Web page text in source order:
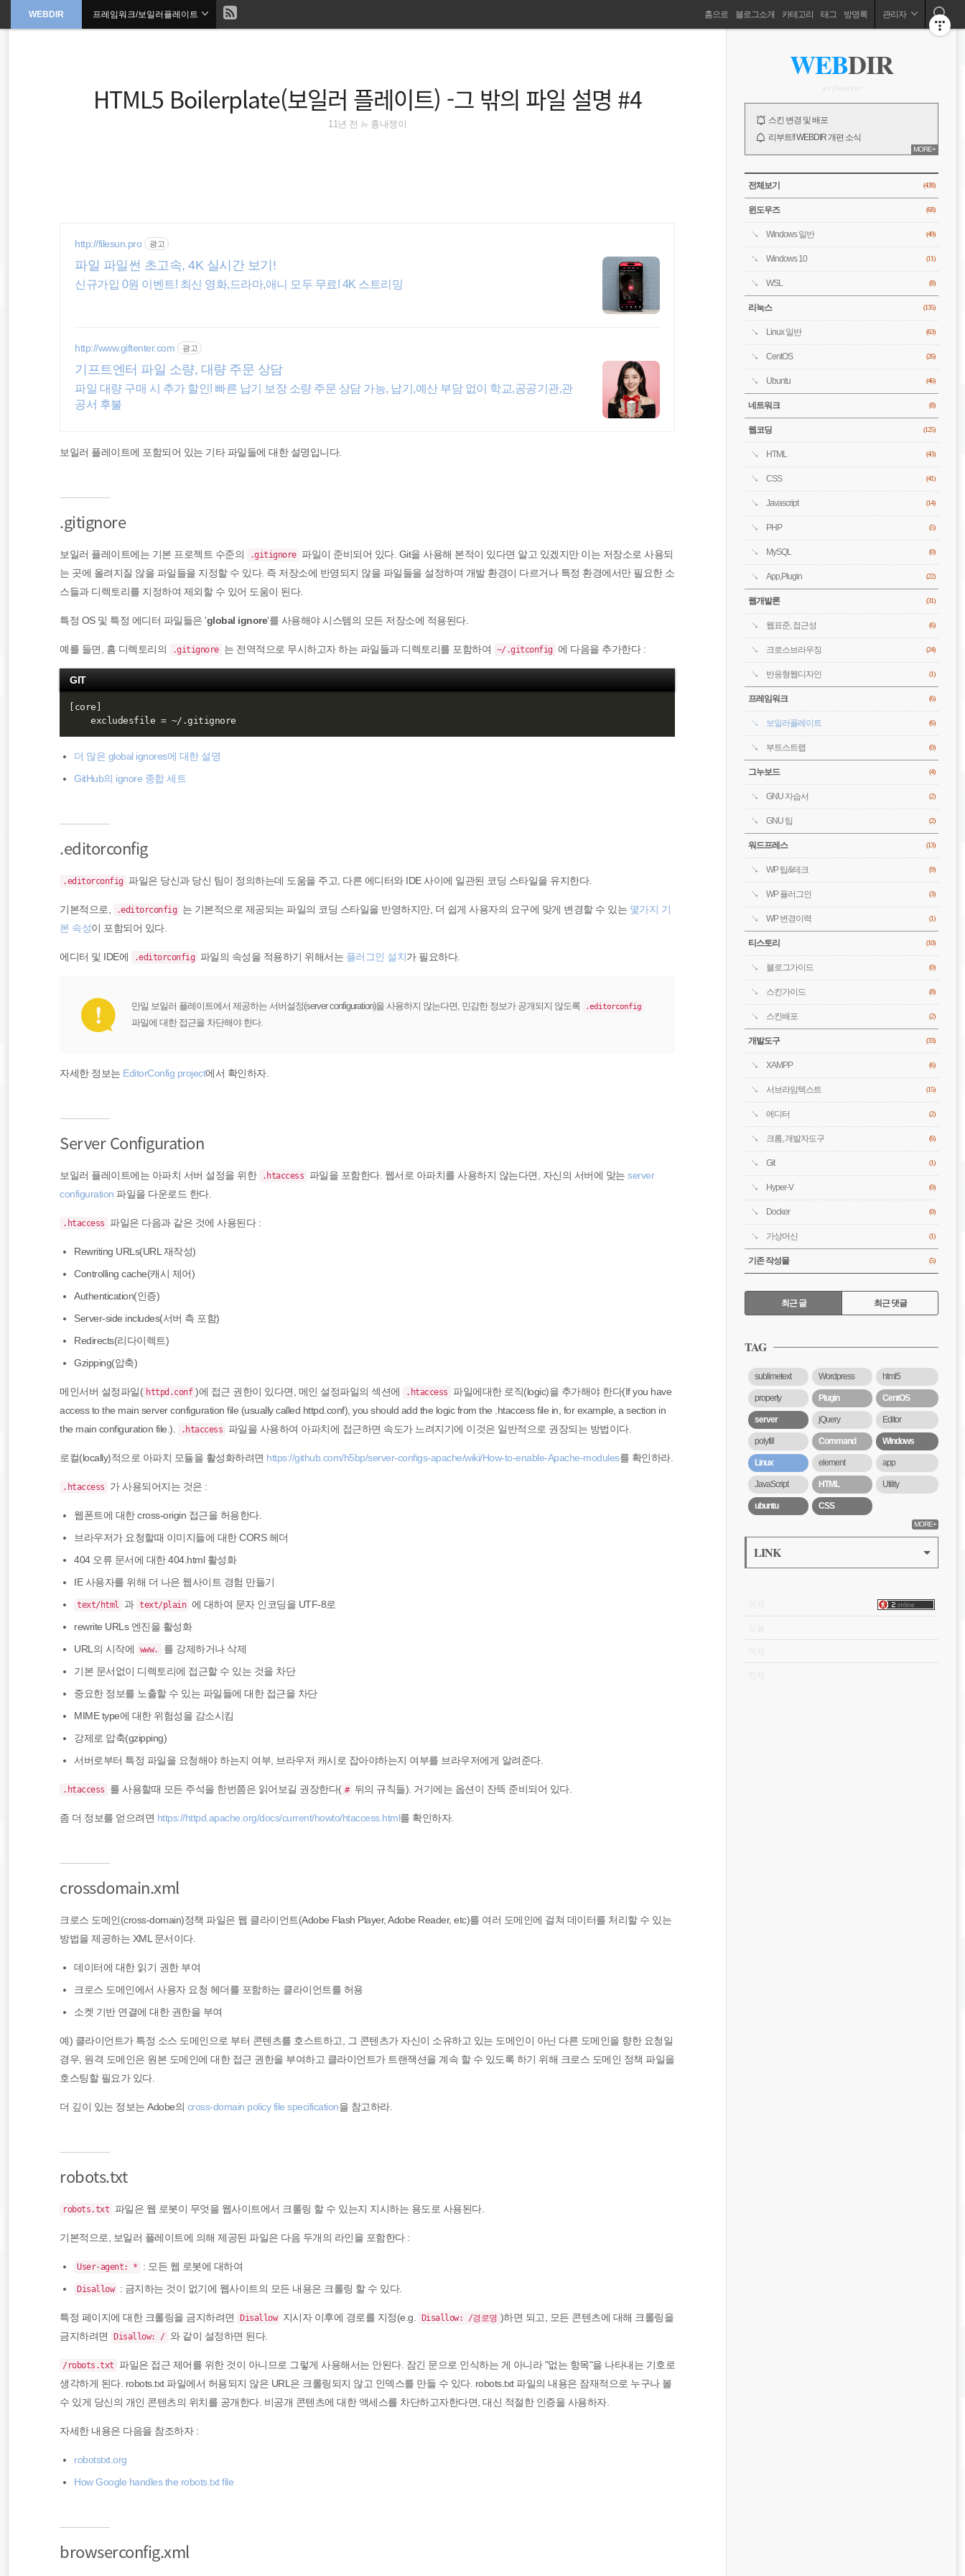
문
WEBDIR 현
프레임워크/보일러플레이트 홈으로 블로그소개 카테고리 태그 방명록 관리자
HTML5 Boilerplate(보일러 플레이트) -그 밖의 파일 설명 #4
11년 전 by흉내쟁이
http://filesun.pro 광고
파일 파일썬 초고속, 4K 실시간 보기!
신규가입 0원 이벤트! 최신 영화,드라마,애니 모두 무료! 4K 스트리밍
http://www.giftenter.com 광고
기프트엔터 파일 소량, 대량 주문 상담
파일 대량 구매 시 추가 할인! 빠른 납기 보장 소량 주문 상담 가능, 납기,예산 부담 없이 학교,공공기관,관
공서 후불
보일러 플레이트에 포함되어 있는 기타 파일들에 대한 설명입니다.
.gitignore
보일러 플레이트에는 기본 프로젝트 수준의 .gitignore 파일이 준비되어 있다. Git을 사용해 본적이 있다면 알고 있겠지만 이는 저장소로 사용되
는 곳에 올려지질 않을 파일들을 지정할 수 있다. 즉 저장소에 반영되지 않을 파일들을 설정하며 개발 환경이 다르거나 특정 환경에서만 필요한 소
스들과 디렉토리를 지정하여 제외할 수 있어 도움이 된다.
특정 OS 및 특정 에디터 파일들은 'global ignore'를 사용해야 시스템의 모든 저장소에 적용된다.
예를 들면, 홈 디렉토리의 .gitignore 는 전역적으로 무시하고자 하는 파일들과 디렉토리를 포함하여 ~/.gitconfig 에 다음을 추가한다 :
GIT
[core]
더 많은 global ignores에 대한 설명
GitHub의 ignore 종합 세트
.editorconfig
.editorconfig 파일은 당신과 당신 팀이 정의하는데 도움을 주고, 다른 에디터와 IDE 사이에 일관된 코딩 스타일을 유지한다.
기본적으로, .editorconfig 는 기본적으로 제공되는 파일의 코딩 스타일을 반영하지만, 더 쉽게 사용자의 요구에 맞게 변경할 수 있는 몇가지 기
본 속성이 포함되어 있다.
에디터 및 IDE에 .editorconfig 파일의 속성을 적용하기 위해서는 플러그인 설치가 필요하다.
만일 보일러 플레이트에서 제공하는 서버설정(server configuration)을 사용하지 않는다면, 민감한 정보가 공개되지 않도록 .editorconfig
파일에 대한 접근을 차단해야 한다.
자세한 정보는 EditorConfig project에서 확인하자.
Server Configuration
보일러 플레이트에는 아파치 서버 설정을 위한 .htaccess 파일을 포함한다. 웹서로 아파치를 사용하지 않는다면, 자신의 서버에 맞는 server
configuration 파일을 다운로드 한다.
.htaccess 파일은 다음과 같은 것에 사용된다 :
Rewriting URLs(URL 재작성)
Controlling cache(캐시 제어)
Authentication(인증)
Server-side includes(서버 측 포함)
Redirects(리다이렉트)
Gzipping(압축)
메인서버 설정파일( httpd.conf )에 접근 권한이 있다면, 메인 설정파일의 섹션에 .htaccess 파일에대한 로직(logic)을 추가해야 한다(If you have
access to the main server configuration file (usually called httpd.conf), you should add the logic from the .htaccess file in, for example, a section in
the main configuration file.).
.htaccess 파일을 사용하여 아파치에 접근하면 속도가 느려지기에 이것은 일반적으로 권장되는 방법이다.
로컬(locally)적으로 아파치 모듈을 활성화하려면 https://github.com/h5bp/server-configs-apache/wiki/How-to-enable-Apache-modules를 확인하라.
.htaccess 가 사용되어지는 것은 :
웹폰트에 대한 cross-origin 접근을 허용한다.
브라우저가 요청할때 이미지들에 대한 CORS 헤더
404 오류 문서에 대한 404.html 활성화
IE 사용자를 위해 더 나은 웹사이트 경험 만들기
text/html 과 text/plain 에 대하여 문자 인코딩을 UTF-8로
rewrite URLs 엔진을 활성화
URL의 시작에
www.
를 강제하거나 삭제
기본 문서없이 디렉토리에 접근할 수 있는 것을 차단
중요한 정보를 노출할 수 있는 파일들에 대한 접근을 차단
MIME type에 대한 위험성을 감소시킴
강제로 압축(gzipping)
서버로부터 특정 파일을 요청해야 하는지 여부, 브라우저 캐시로 잡아야하는지 여부를 브라우저에게 알려준다.
.htaccess 를 사용할때 모든 주석을 한번쯤은 읽어보길 권장한다( # 뒤의 규칙들). 거기에는 옵션이 잔뜩 준비되어 있다.
좀 더 정보를 얻으려면 https://httpd.apache.org/docs/current/howto/htaccess.html를 확인하자.
crossdomain.xml
크로스 도메인(cross-domain)정책 파일은 웹 클라이언트(Adobe Flash Player, Adobe Reader, etc)를 여러 도메인에 걸쳐 데이터를 처리할 수 있는
방법을 제공하는 XML 문서이다.
데이터에 대한 읽기 권한 부여
크로스 도메인에서 사용자 요청 헤더를 포함하는 클라이언트를 허용
소켓 기반 연결에 대한 권한을 부여
예) 클라이언트가 특정 소스 도메인으로 부터 콘텐츠를 호스트하고, 그 콘텐츠가 자신이 소유하고 있는 도메인이 아닌 다른 도메인을 향한 요청일
경우, 원격 도메인은 원본 도메인에 대한 접근 권한을 부여하고 클라이언트가 트랜잭션을 계속 할 수 있도록 하기 위해 크로스 도메인 정책 파일을
호스팅할 필요가 있다.
더 깊이 있는 정보는 Adobe의 cross-domain policy file specification을 참고하라.
robots.txt
robots.txt 파일은 웹 로봇이 무엇을 웹사이트에서 크롤링 할 수 있는지 지시하는 용도로 사용된다.
기본적으로, 보일러 플레이트에 의해 제공된 파일은 다음 두개의 라인을 포함한다 :
User-agent: * : 모든 웹 로봇에 대하여
Disallow : 금지하는 것이 없기에 웹사이트의 모든 내용은 크롤링 할 수 있다.
특정 페이지에 대한 크롤링을 금지하려면 Disallow 지시자 이후에 경로를 지정(e.g. Disallow: /경로명 )하면 되고, 모든 콘텐츠에 대해 크롤링을
금지하려면
Disallow: / 와 같이 설정하면 된다.
/robots.txt 파일은 접근 제어를 위한 것이 아니므로 그렇게 사용해서는 안된다. 잠긴 문으로 인식하는 게 아니라 "없는 항목"을 나타내는 기호로
생각하게 된다. robots.txt 파일에서 허용되지 않은 URL은 크롤링되지 않고 인덱스를 만들 수 있다. robots.txt 파일의 내용은 잠재적으로 누구나 볼
수 있게 당신의 개인 콘텐츠의 위치를 공개한다. 비공개 콘텐츠에 대한 액세스를 차단하고자한다면, 대신 적절한 인증을 사용하자.
자세한 내용은 다음을 참조하자 :
robotstxt.org
How Google handles the robots.txt file
browserconfig.xml
WEBDIR
for Developer
NOTICE스킨 변경 및 배포
리부트!! WEBDIR 개편 소식
오픈!! WEBDIR 블로그 소개
전체 보기
MORE+
CATEGORY
전체보기 (438)
윈도우즈 (68)
Windows 일반 (49)
Windows 10 (11)
WSL (8)
리눅스 (135)
Linux 일반 (63)
CentOS (26)
Ubuntu (46)
네트워크 (8)
웹코딩 (125)
HTML (43)
CSS (41)
Javascript (14)
PHP (5)
MySQL (0)
App,Plugin (22)
웹개발론 (31)
웹표준, 접근성 (6)
크로스브라우징 (24)
반응형웹디자인 (1)
프레임워크 (6)
보일러플레이트 (6)
부트스트랩 (0)
그누보드 (4)
GNU 자습서 (2)
GNU 팁 (2)
워드프레스 (13)
WP 팁&테크 (9)
WP 플러그인 (3)
WP 변경이력 (1)
티스토리 (10)
블로그가이드 (0)
스킨가이드 (8)
스킨배포 (2)
개발도구 (33)
XAMPP (6)
서브라임텍스트 (15)
에디터 (2)
크롬, 개발자도구 (6)
Git (1)
Hyper-V (0)
Docker (0)
가상머신 (1)
기존 작성물 (5)
RECENTLY
최근 글 최근 댓글
근
글
TAG
sublimetext Wordpress html5
property Plugin CentOS
server jQuery Editor
polyfill Command Windows
Linux element app
JavaScript HTML Utility
ubuntu CSS
MORE+
LINK
현재
오늘
어제
전체
property
CentOS
server